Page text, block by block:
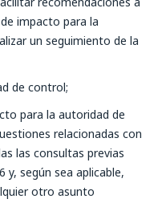
impacto para la
un seguimiento de la
de control;
para la autoridad de
relacionadas con
las consultas previas
y, según sea aplicable,
otro asunto